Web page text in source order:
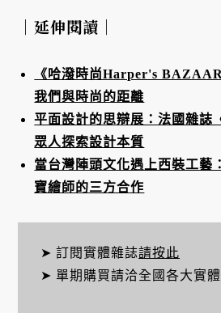
｜延伸閱讀｜
《哈潑時尚Harper's
我們與時尚的距離
平面設計的思辯展：法國雜誌
眾人探索設計本質
當台灣陣頭文化遇上西裝工藝
寶繪師的三方合作
➤ 訂閱實體雜誌請按此
➤ 單期購買請洽全國各大實